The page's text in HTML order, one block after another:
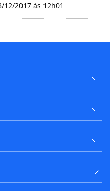
12/2017 às 12h01